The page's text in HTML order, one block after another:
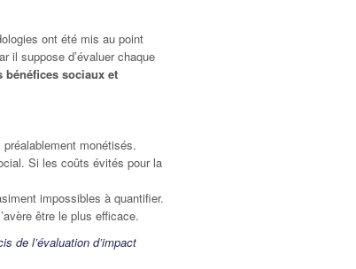
ont été mis au point
il suppose d’évaluer chaque
bénéfices sociaux et
monétisés.
Si les coûts évités pour la
impossibles à quantifier.
être le plus efficace.
de l’évaluation d’impact